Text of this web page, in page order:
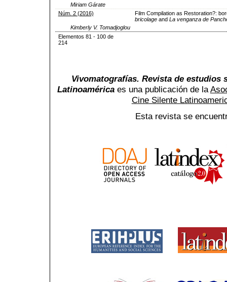
Miriam Gárate
Núm. 2 (2016)
Film Compilation as Restoration?:
bricolageand La venganza de
Kimberly V. Tomadjoglou
Elementos 81 - 100 de
214
Vivomatografías. Revista de estudios
Latinoaméricaes una publicación de la
Cine Silente
Esta revista se